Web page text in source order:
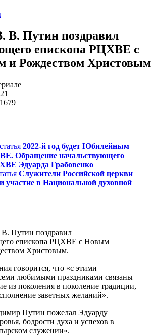
В. Путин поздравил
епископа РЦХВЕ с
и Рождеством Христовым
2022-й год будет Юбилейным
Обращение начальствующего
Эдуарда Грабовенко
Служители Российской церкви
в Национальной духовной
Путин поздравил
епископа РЦХВЕ с Новым
Христовым.
говорится, что «с этими
любимыми праздниками связаны
из поколения в поколение традиции,
заветных желаний».
Путин пожелал Эдуарду
бодрости духа и успехов в
служении».